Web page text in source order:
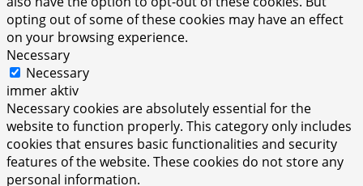
opting out of some of these cookies may have an effect
on your browsing experience.
Necessary
Necessary
immer aktiv
Necessary cookies are absolutely essential for the
website to function properly. This category only includes
cookies that ensures basic functionalities and security
features of the website. These cookies do not store any
personal information.